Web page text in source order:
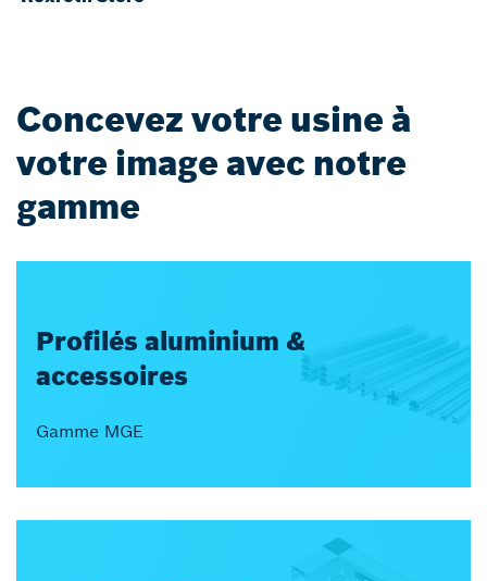
Concevez votre usine à
votre image avec notre
gamme
Profilés aluminium &
accessoires
Gamme MGE